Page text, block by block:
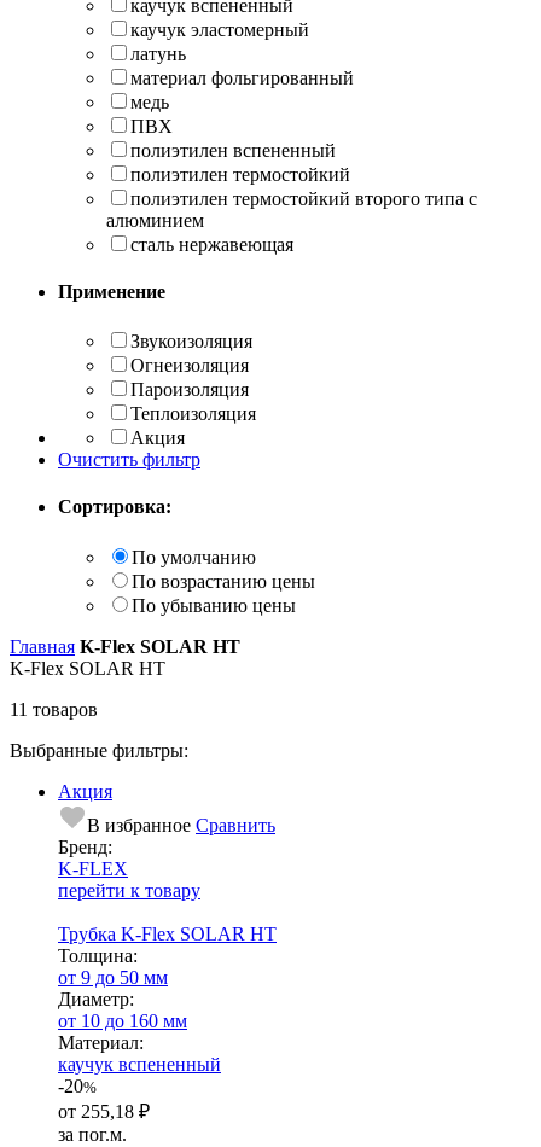
каучук вспененный
каучук эластомерный
латунь
материал фольгированный
медь
ПВХ
полиэтилен вспененный
полиэтилен термостойкий
полиэтилен термостойкий второго типа с
алюминием
сталь нержавеющая
Применение
Звукоизоляция
Огнеизоляция
Пароизоляция
Теплоизоляция
Акция
Очистить фильтр
Сортировка:
По умолчанию
По возрастанию цены
По убыванию цены
Главная K-Flex SOLAR HT
K-Flex SOLAR HT
11 товаров
Выбранные фильтры:
Акция
В избранное Сравнить
Бренд:
K-FLEX
перейти к товару
Трубка K-Flex SOLAR HT
Тол­щи­на:
от 9 до 50 мм
Диаметр:
от 10 до 160 мм
Ма­­те­­ри­­ал:
каучук вспененный
-20%
от 255,18 ₽
за пог.м.